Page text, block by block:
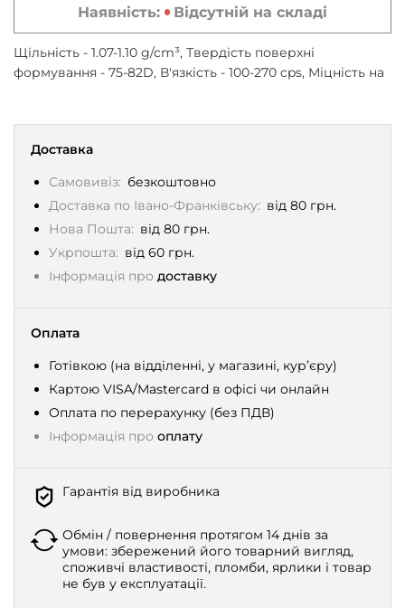
Доставка
Самовивіз: безкоштовно
Доставка по Івано-Франківську: від 80 грн.
Нова Пошта: від 80 грн.
Укрпошта: від 60 грн.
Інформація про доставку
Оплата
Готівкою (на відділенні, у магазині, кур’єру)
Картою VISA/Mastercard в офісі чи онлайн
Оплата по перерахунку (без ПДВ)
Інформація про оплату
Гарантія від виробника
Обмін / повернення протягом 14 днів за
умови: збережений його товарний вигляд,
споживчі властивості, пломби, ярлики і товар
не був у експлуатації.
Наявність: Відсутній на складі
Щільність - 1.07-1.10 g/cm³, Твердість поверхні
формування - 75-82D, В'язкість - 100-270 cps, Міцність на